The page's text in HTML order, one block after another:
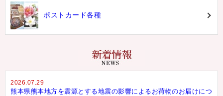
ポストカード各種
2026.07.29
熊本県熊本地方を震源とする地震の影響によるお荷物のお届けにつ